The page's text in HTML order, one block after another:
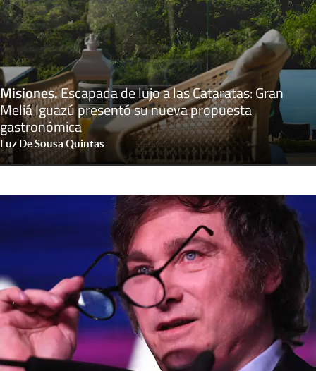
Misiones.Escapada de lujo a las Cataratas: Gran
Meliá Iguazú presentó su nueva propuesta
gastronómica
Luz De Sousa Quintas